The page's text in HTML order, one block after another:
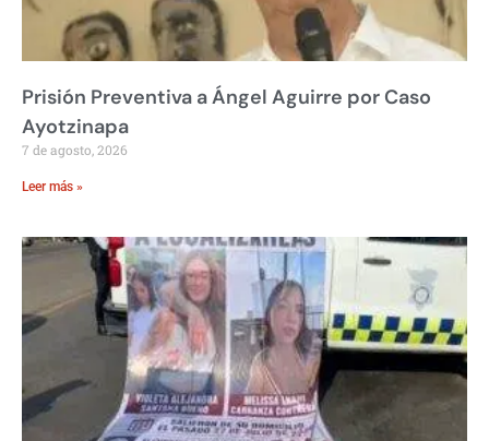
Prisión Preventiva a Ángel Aguirre por Caso
Ayotzinapa
7 de agosto, 2026
Leer más »